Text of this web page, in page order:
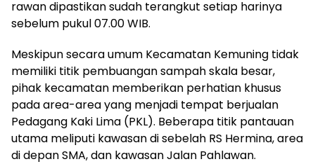
rawan dipastikan sudah terangkut setiap harinya
sebelum pukul 07.00 WIB.
​Meskipun secara umum Kecamatan Kemuning tidak
memiliki titik pembuangan sampah skala besar,
pihak kecamatan memberikan perhatian khusus
pada area-area yang menjadi tempat berjualan
Pedagang Kaki Lima (PKL). Beberapa titik pantauan
utama meliputi kawasan di sebelah RS Hermina, area
di depan SMA, dan kawasan Jalan Pahlawan.